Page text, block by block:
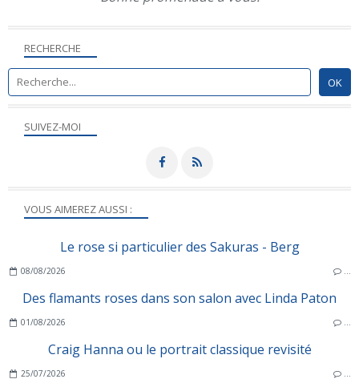
SUIVEZ-MOI
RECHERCHE
VOUS AIMEREZ AUSSI :
Le rose si particulier des Sakuras - Berg
08/08/2026
Des flamants roses dans son salon avec Linda Paton
01/08/2026
Craig Hanna ou le portrait classique revisité
25/07/2026